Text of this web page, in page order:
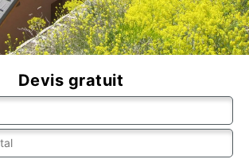
Devis gratuit